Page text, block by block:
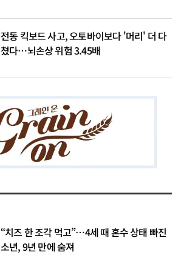
전동 킥보드 사고, 오토바이보다 '머리' 더 다
쳤다…뇌손상 위험 3.45배
“치즈 한 조각 먹고”…4세 때 혼수 상태 빠진
소년, 9년 만에 숨져